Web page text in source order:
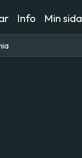
Info Min sida